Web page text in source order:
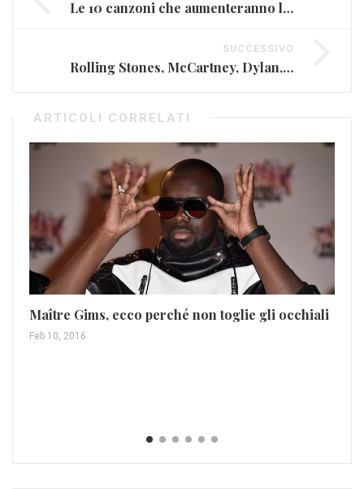
Le 10 canzoni che aumenteranno la vostra autostima (VIDEO)
SUCCESSIVO
Rolling Stones, McCartney, Dylan, Who e Waters insieme ad ottobre per un mega evento
ARTICOLI CORRELATI
Maître Gims, ecco perché non toglie gli occhiali
Feb 10, 2016